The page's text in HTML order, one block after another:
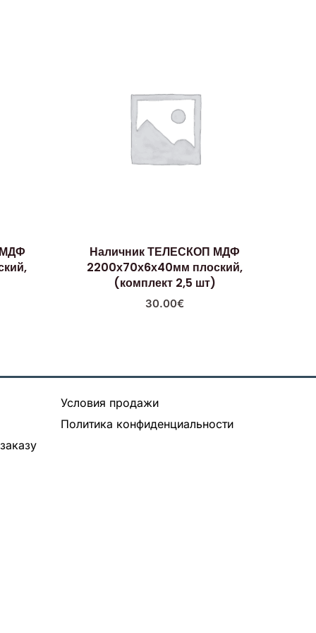
МДФ
Наличник ТЕЛЕСКОП МДФ
2200х70х6х40мм плоский,
(комплект 2,5 шт)
30.00€
Условия продажи
Политика конфиденциальности